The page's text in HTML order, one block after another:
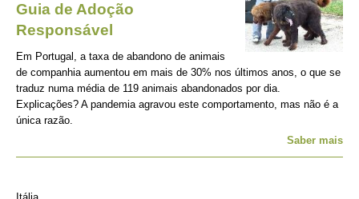
Guia de Adoção
Responsável
Em Portugal, a taxa de abandono de animais
de companhia aumentou em mais de 30% nos últimos anos, o que se
traduz numa média de 119 animais abandonados por dia.
Explicações? A pandemia agravou este comportamento, mas não é a
única razão.
Saber mais